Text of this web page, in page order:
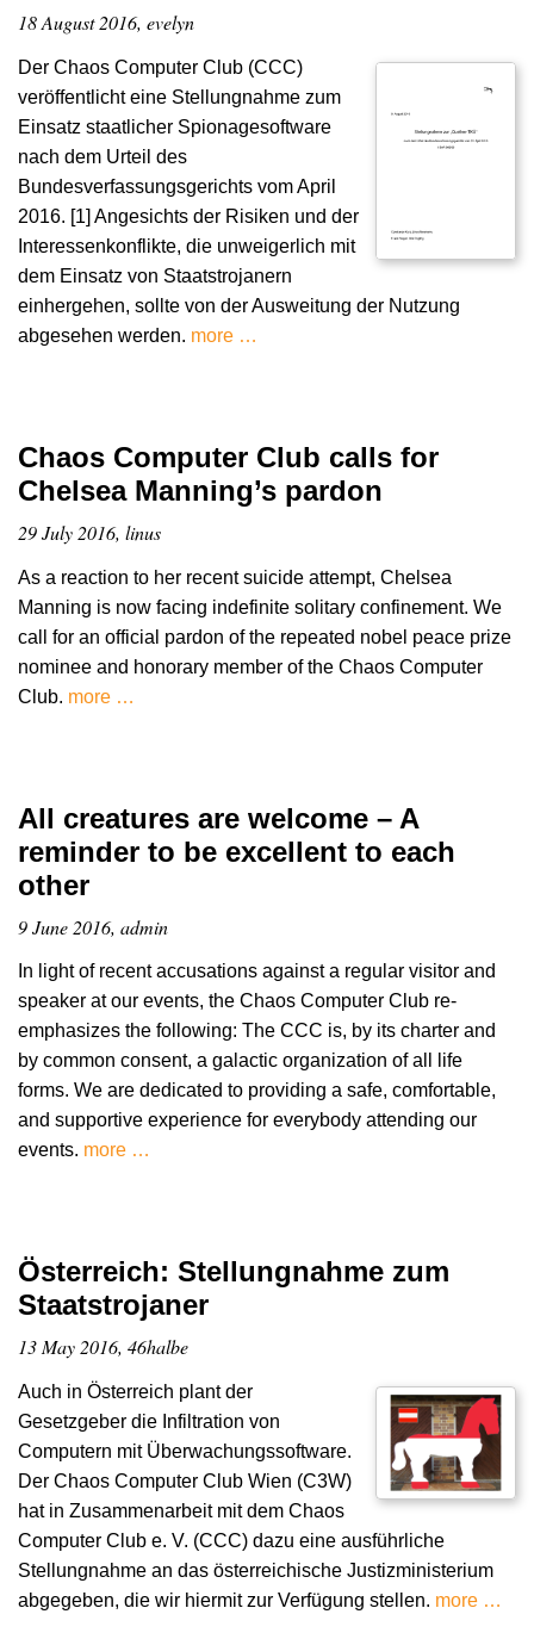
18 August 2016, evelyn
Der Chaos Computer Club (CCC)
veröffentlicht eine Stellungnahme zum
Einsatz staatlicher Spionagesoftware
nach dem Urteil des
Bundesverfassungsgerichts vom April
2016. [1] Angesichts der Risiken und der
Interessenkonflikte, die unweigerlich mit
dem Einsatz von Staatstrojanern
einhergehen, sollte von der Ausweitung der Nutzung
abgesehen werden. more …
Chaos Computer Club calls for
Chelsea Manning’s pardon
29 July 2016, linus
As a reaction to her recent suicide attempt, Chelsea
Manning is now facing indefinite solitary confinement. We
call for an official pardon of the repeated nobel peace prize
nominee and honorary member of the Chaos Computer
Club. more …
All creatures are welcome – A
reminder to be excellent to each
other
9 June 2016, admin
In light of recent accusations against a regular visitor and
speaker at our events, the Chaos Computer Club re-
emphasizes the following: The CCC is, by its charter and
by common consent, a galactic organization of all life
forms. We are dedicated to providing a safe, comfortable,
and supportive experience for everybody attending our
events. more …
Österreich: Stellungnahme zum
Staatstrojaner
13 May 2016, 46halbe
Auch in Österreich plant der
Gesetzgeber die Infiltration von
Computern mit Überwachungssoftware.
Der Chaos Computer Club Wien (C3W)
hat in Zusammenarbeit mit dem Chaos
Computer Club e. V. (CCC) dazu eine ausführliche
Stellungnahme an das österreichische Justizministerium
abgegeben, die wir hiermit zur Verfügung stellen. more …